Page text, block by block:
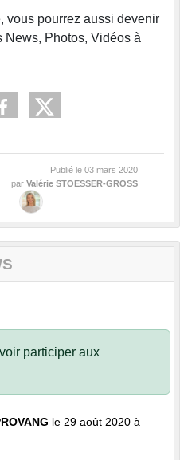
vous pourrez aussi devenir
News, Photos, Vidéos à
Publié le 03 mars 2020
par Valérie STOESSER-GROSS
participer aux
le 29 août 2020 à